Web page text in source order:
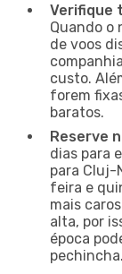
Verifique
Quando o
de voos
custo.
forem
baratos.
Reserve
dias para
para Cluj-
feira e
mais
alta, por
época
pechincha.